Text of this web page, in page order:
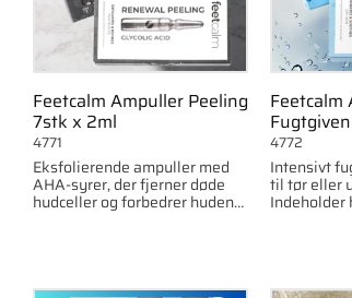
Feetcalm Ampuller Peeling
7stk x 2ml
Eksfolierende ampuller med
AHA-syrer, der fjerner døde
hudceller og forbedrer hudens
4771
Feetcalm
Intensivt
til tør eller
Indeholder
4772